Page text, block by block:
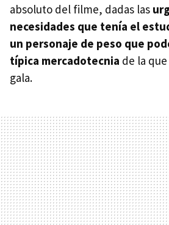
absoluto del filme, dadas las
necesidades que tenía el
un personaje de peso que
típica mercadotecnia de la
gala.